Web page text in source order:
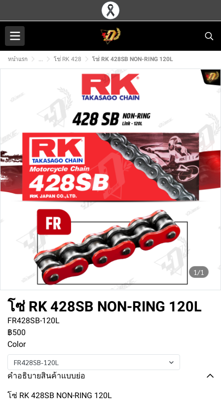
หน้าแรก ... โซ่ RK 428 โซ่ RK 428SB NON-RING 120L
1/1
โซ่ RK 428SB NON-RING 120L
FR428SB-120L
฿500
Color
FR428SB-120L
คำอธิบายสินค้าแบบย่อ
โซ่ RK 428SB NON-RING 120L